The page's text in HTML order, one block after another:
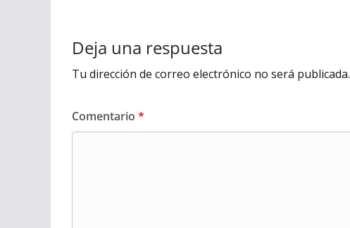
Deja una respuesta
Tu dirección de correo electrónico no será publicada.
Comentario *